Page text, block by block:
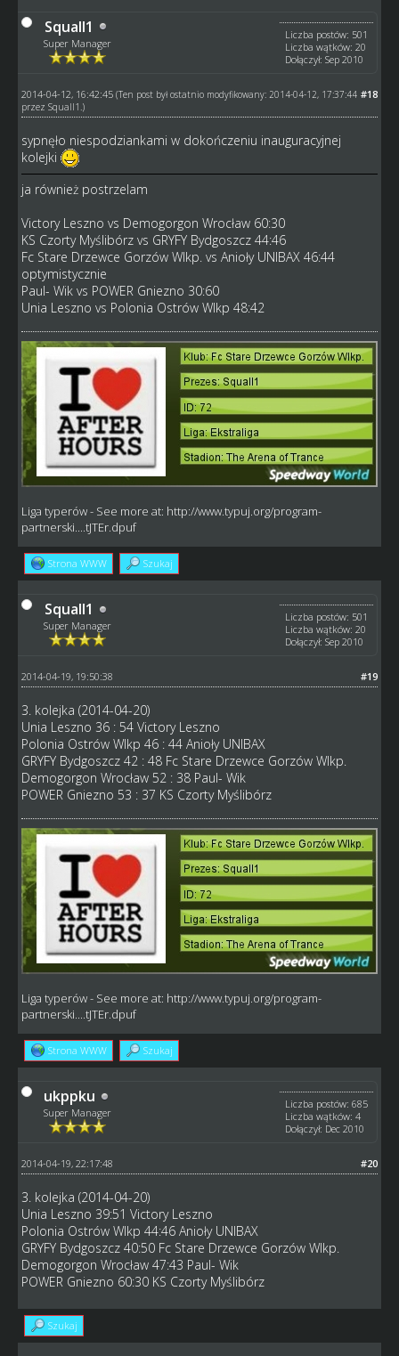
Squall1
Super Manager
Liczba postów: 501
Liczba wątków: 20
Dołączył: Sep 2010
#18
2014-04-12, 16:42:45 (Ten post był ostatnio modyfikowany: 2014-04-12, 17:37:44
przez Squall1 .)
sypnęło niespodziankami w dokończeniu inauguracyjnej
kolejki
ja również postrzelam
Victory Leszno vs Demogorgon Wrocław 60:30
KS Czorty Myślibórz vs GRYFY Bydgoszcz 44:46
Fc Stare Drzewce Gorzów Wlkp. vs Anioły UNIBAX 46:44
optymistycznie
Paul- Wik vs POWER Gniezno 30:60
Unia Leszno vs Polonia Ostrów Wlkp 48:42
Liga typerów- See more at: http://www.typuj.org/program-
partnerski....tJTEr.dpuf
Strona WWW Szukaj
Squall1
Super Manager
Liczba postów: 501
Liczba wątków: 20
Dołączył: Sep 2010
#19
2014-04-19, 19:50:38
3. kolejka (2014-04-20)
Unia Leszno 36 : 54 Victory Leszno
Polonia Ostrów Wlkp 46 : 44 Anioły UNIBAX
GRYFY Bydgoszcz 42 : 48 Fc Stare Drzewce Gorzów Wlkp.
Demogorgon Wrocław 52 : 38 Paul- Wik
POWER Gniezno 53 : 37 KS Czorty Myślibórz
Liga typerów- See more at: http://www.typuj.org/program-
partnerski....tJTEr.dpuf
Strona WWW Szukaj
ukppku
Super Manager
Liczba postów: 685
Liczba wątków: 4
Dołączył: Dec 2010
#20
2014-04-19, 22:17:48
3. kolejka (2014-04-20)
Unia Leszno 39:51 Victory Leszno
Polonia Ostrów Wlkp 44:46 Anioły UNIBAX
GRYFY Bydgoszcz 40:50 Fc Stare Drzewce Gorzów Wlkp.
Demogorgon Wrocław 47:43 Paul- Wik
POWER Gniezno 60:30 KS Czorty Myślibórz
Szukaj